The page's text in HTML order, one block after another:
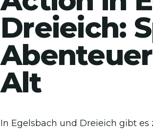
Dreieich:
Alt
In Egelsbach und Dreieich gibt